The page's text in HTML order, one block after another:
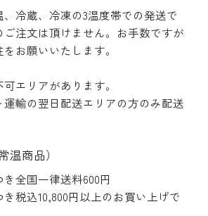
冷蔵、冷凍の3温度帯での発送で
注文は頂けません。お手数ですが
お願いいたします。
エリアがあります。
輸の翌日配送エリアの方のみ配送
温商品）
全国一律送料600円
税込10,800円以上のお買い上げで